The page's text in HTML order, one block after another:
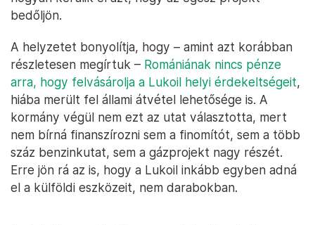
bedőljön.
A helyzetet bonyolítja, hogy – amint azt korábban
részletesen megírtuk – Romániának nincs pénze
arra, hogy felvásárolja a Lukoil helyi érdekeltségeit,
hiába merült fel állami átvétel lehetősége is. A
kormány végül nem ezt az utat választotta, mert
nem bírná finanszírozni sem a finomítót, sem a több
száz benzinkutat, sem a gázprojekt nagy részét.
Erre jön rá az is, hogy a Lukoil inkább egyben adná
el a külföldi eszközeit, nem darabokban.